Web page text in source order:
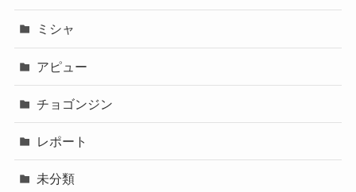
ミシャ
アピュー
チョゴンジン
レポート
未分類